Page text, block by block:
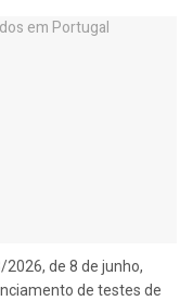
de 8 de junho,
de testes de